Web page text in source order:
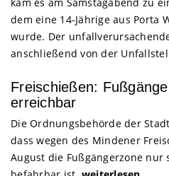
dem eine 14-Jährige aus Porta
wurde. Der
anschließend von der
Freischießen:
erreichbar
Die Ordnungsbehörde der
dass wegen des Mindener
August die Fußgängerzone nur